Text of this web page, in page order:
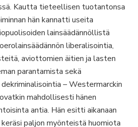
Kautta tieteellisen tuotantonsa
hän kannatti useita
lainsäädännöllistä
liberalisointia,
aviottomien äitien ja lasten
parantamista sekä
– Westermarckin
mahdollisesti hänen
antia. Hän esitti aikanaan
paljon myönteistä huomiota